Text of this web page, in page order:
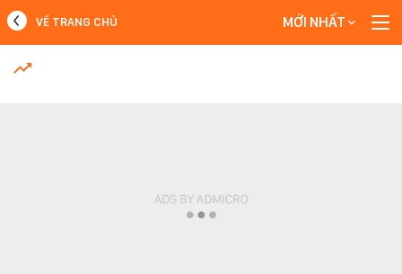
MỚI NHẤT
VỀ TRANG CHỦ MỚI NHẤT